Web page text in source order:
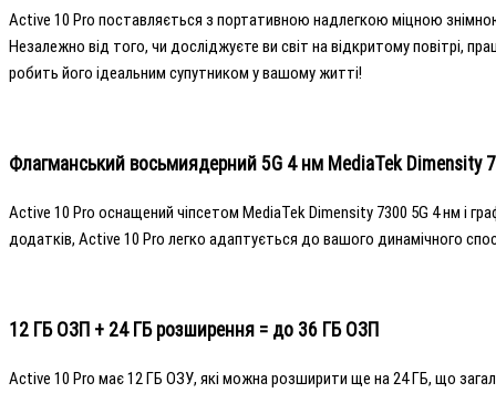
Active 10 Pro поставляється з портативною надлегкою міцною
Незалежно від того, чи досліджуєте ви світ на відкритому повітрі,
робить його ідеальним супутником у вашому житті!
Флагманський восьмиядерний 5G 4 нм MediaTek Dimensity
Active 10 Pro оснащений чіпсетом MediaTek Dimensity 7300 5G 4 нм і
додатків, Active 10 Pro легко адаптується до вашого динамічного
12 ГБ ОЗП + 24 ГБ розширення = до 36 ГБ ОЗП
Active 10 Pro має 12 ГБ ОЗУ, які можна розширити ще на 24 ГБ, що